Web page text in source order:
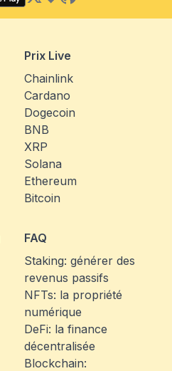
Prix Live
Chainlink
Cardano
Dogecoin
BNB
XRP
Solana
Ethereum
Bitcoin
FAQ
Staking: générer des
revenus passifs
NFTs: la propriété
numérique
DeFi: la finance
décentralisée
Blockchain: